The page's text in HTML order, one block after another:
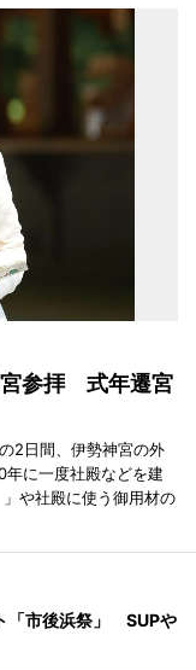
宮参拝 式年遷宮
2日間、伊勢神宮の外
に一度社殿などを建
や社殿に使う御用材の
「市後浜祭」 SUPや